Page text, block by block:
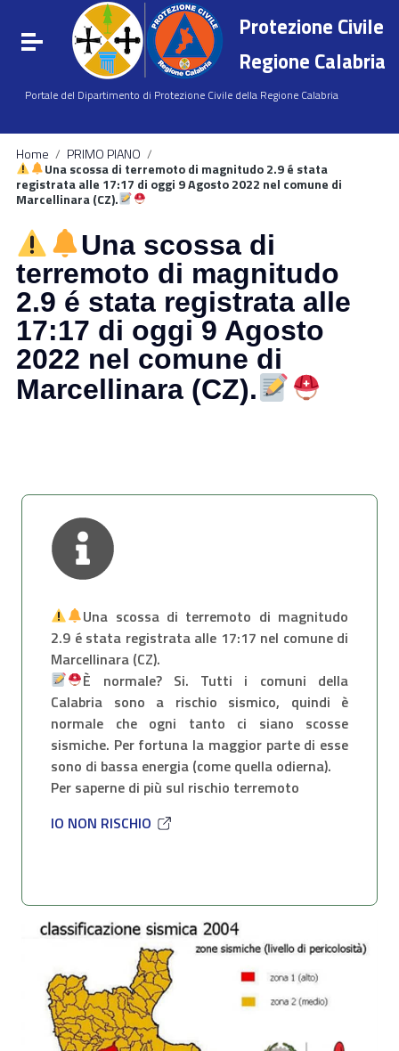
Vai ai contenuti
Vai al menu di navigazione
Vai al footer
Attiva / disattiva la navigazione
Protezione Civile
Regione Calabria
Portale del Dipartimento di Protezione Civile della Regione Calabria
Home / PRIMO PIANO /
Una scossa di terremoto di magnitudo 2.9 é stata
registrata alle 17:17 di oggi 9 Agosto 2022 nel comune di
Marcellinara (CZ).
Una scossa di
terremoto di magnitudo
2.9 é stata registrata alle
17:17 di oggi 9 Agosto
2022 nel comune di
Marcellinara (CZ).
Una scossa di terremoto di magnitudo
2.9 é stata registrata alle 17:17 nel comune di
Marcellinara (CZ).
È normale? Si. Tutti i comuni della
Calabria sono a rischio sismico, quindi è
normale che ogni tanto ci siano scosse
sismiche. Per fortuna la maggior parte di esse
sono di bassa energia (come quella odierna).
Per saperne di più sul rischio terremoto
IO NON RISCHIO